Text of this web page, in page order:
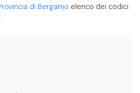
di Bergamo elenco dei codici